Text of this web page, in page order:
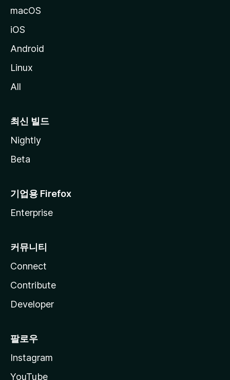
macOS
iOS
Android
Linux
All
최신 빌드
Nightly
Beta
기업용 Firefox
Enterprise
커뮤니티
Connect
Contribute
Developer
팔로우
Instagram
YouTube